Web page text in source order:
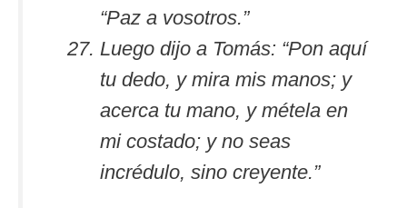
“Paz a vosotros.”
Luego dijo a Tomás: “Pon aquí
tu dedo, y mira mis manos; y
acerca tu mano, y métela en
mi costado; y no seas
incrédulo, sino creyente.”